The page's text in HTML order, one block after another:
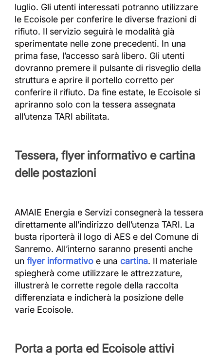
luglio. Gli utenti interessati potranno utilizzare
le Ecoisole per conferire le diverse frazioni di
rifiuto. Il servizio seguirà le modalità già
sperimentate nelle zone precedenti. In una
prima fase, l’accesso sarà libero. Gli utenti
dovranno premere il pulsante di risveglio della
struttura e aprire il portello corretto per
conferire il rifiuto. Da fine estate, le Ecoisole si
apriranno solo con la tessera assegnata
all’utenza TARI abilitata.
Tessera, flyer informativo e cartina
delle postazioni
AMAIE Energia e Servizi consegnerà la tessera
direttamente all’indirizzo dell’utenza TARI. La
busta riporterà il logo di AES e del Comune di
Sanremo. All’interno saranno presenti anche
un flyer informativo e una cartina. Il materiale
spiegherà come utilizzare le attrezzature,
illustrerà le corrette regole della raccolta
differenziata e indicherà la posizione delle
varie Ecoisole.
Porta a porta ed Ecoisole attivi